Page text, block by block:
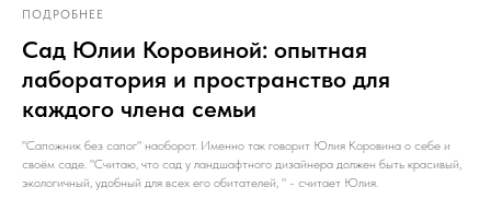
ПОДРОБНЕЕ
Сад Юлии Коровиной: опытная
лаборатория и пространство для
каждого члена семьи
"Сапожник без сапог" наоборот. Именно так говорит Юлия Коровина о себе и
своём саде. "Считаю, что сад у ландшафтного дизайнера должен быть красивый,
экологичный, удобный для всех его обитателей, " - считает Юлия.